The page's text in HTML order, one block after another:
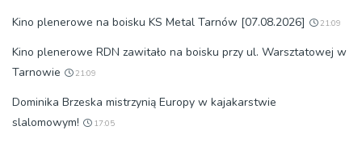
Kino plenerowe na boisku KS Metal Tarnów [07.08.2026] 21:09
Kino plenerowe RDN zawitało na boisku przy ul. Warsztatowej w
Tarnowie
21:09
Dominika Brzeska mistrzynią Europy w kajakarstwie
slalomowym!
17:05